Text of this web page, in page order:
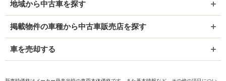
地域から中古車を探す
掲載物件の車種から中古車販売店を探す
車を売却する